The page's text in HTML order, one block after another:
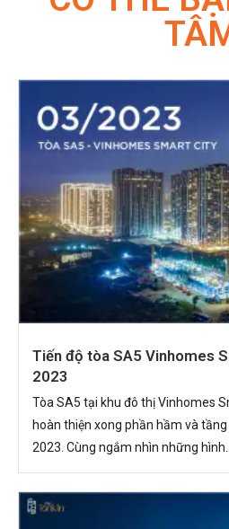
Tiến độ tòa SA5 Vinhomes
2023
Tòa SA5 tại khu đô thị Vinhomes
hoàn thiện xong phần hầm và
2023. Cùng ngắm nhìn những hình...